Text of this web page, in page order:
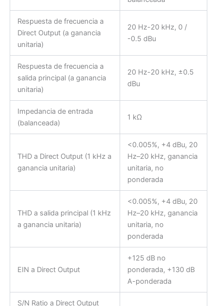
Respuesta de frecuencia a
Direct Output (a ganancia
unitaria)
20 Hz-20 kHz, 0 /
-0.5 dBu
Respuesta de frecuencia a
salida principal (a ganancia
unitaria)
20 Hz-20 kHz, ±0.5
dBu
Impedancia de entrada
(balanceada)
1 kΩ
THD a Direct Output (1 kHz a
ganancia unitaria)
<0.005%, +4 dBu, 20
Hz–20 kHz, ganancia
unitaria, no
ponderada
THD a salida principal (1 kHz
a ganancia unitaria)
<0.005%, +4 dBu, 20
Hz–20 kHz, ganancia
unitaria, no
ponderada
EIN a Direct Output
+125 dB no
ponderada, +130 dB
A-ponderada
S/N Ratio a Direct Output